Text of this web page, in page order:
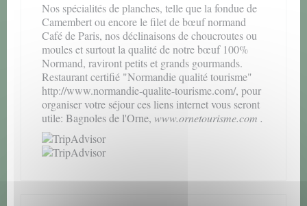
Nos spécialités de planches, telle que la fondue de
Camembert ou encore le filet de bœuf normand
Café de Paris, nos déclinaisons de choucroutes ou
moules et surtout la qualité de notre bœuf 100%
Normand, raviront petits et grands gourmands.
Restaurant certifié "Normandie qualité tourisme"
http://www.normandie-qualite-tourisme.com/, pour
organiser votre séjour ces liens internet vous seront
utile: Bagnoles de l'Orne, www.ornetourisme.com .